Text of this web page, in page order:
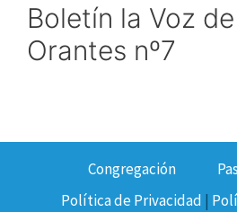
Boletín la Voz
Orantes nº7
Congregación
Política de Privacidad |